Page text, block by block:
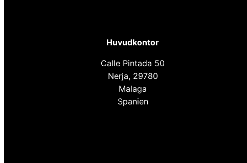
Huvudkontor
Calle Pintada 50
Nerja, 29780
Malaga
Spanien